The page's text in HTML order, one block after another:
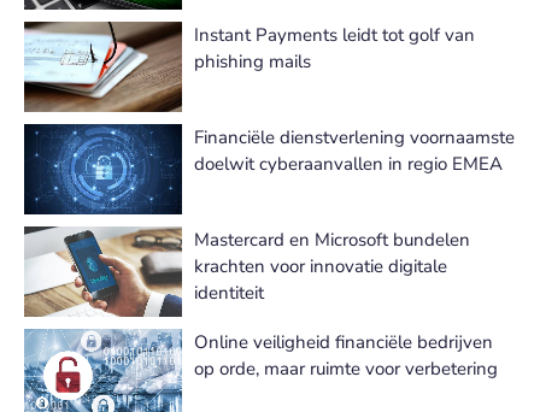
Instant Payments leidt tot golf van
phishing mails
Financiële dienstverlening voornaamste
doelwit cyberaanvallen in regio EMEA
Mastercard en Microsoft bundelen
krachten voor innovatie digitale
identiteit
Online veiligheid financiële bedrijven
op orde, maar ruimte voor verbetering